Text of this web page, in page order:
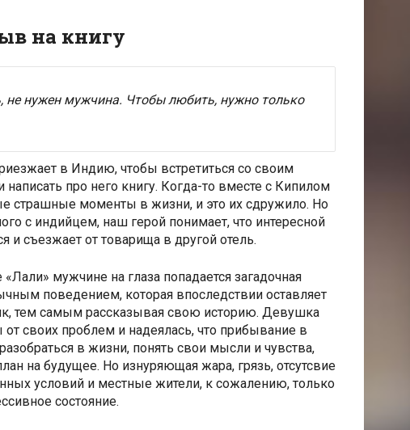
на книгу
не нужен мужчина. Чтобы любить, нужно только
в Индию, чтобы встретиться со своим
про него книгу. Когда-то вместе с Кипилом
страшные моменты в жизни, и это их сдружило. Но
с индийцем, наш герой понимает, что интересной
и съезжает от товарища в другой отель.
мужчине на глаза попадается загадочная
поведением, которая впоследствии оставляет
тем самым рассказывая свою историю. Девушка
своих проблем и надеялась, что прибывание в
в жизни, понять свои мысли и чувства,
на будущее. Но изнуряющая жара, грязь, отсутсвие
условий и местные жители, к сожалению, только
состояние.